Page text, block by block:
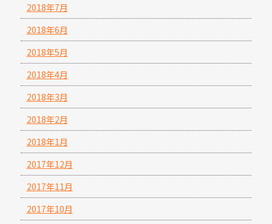
2018年7月
2018年6月
2018年5月
2018年4月
2018年3月
2018年2月
2018年1月
2017年12月
2017年11月
2017年10月